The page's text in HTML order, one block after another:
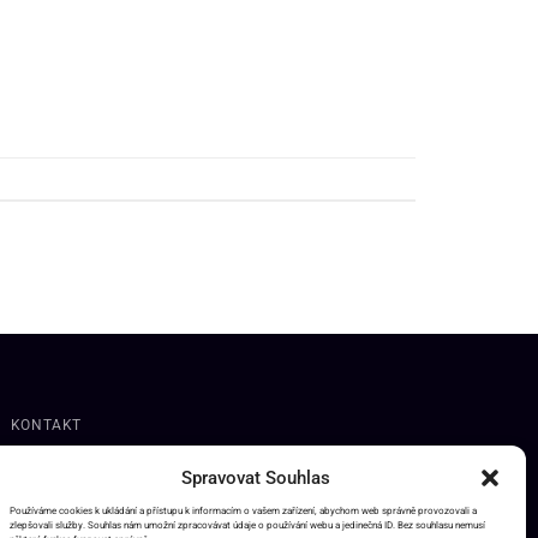
Spravovat Souhlas
Používáme cookies k ukládání a přístupu k informacím o vašem zařízení, abychom web správně provozovali a
zlepšovali služby. Souhlas nám umožní zpracovávat údaje o používání webu a jedinečná ID. Bez souhlasu nemusí
KONTAKT